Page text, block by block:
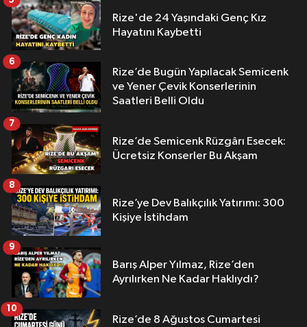
Rize'de 24 Yaşındaki Genç Kız
Hayatını Kaybetti
Rize’de Bugün Yapılacak Semicenk
ve Yener Çevik Konserlerinin
Saatleri Belli Oldu
6
Rize’de Semicenk Rüzgârı Esecek:
Ücretsiz Konserler Bu Akşam
7
Rize’ye Dev Balıkçılık Yatırımı: 300
Kişiye İstihdam
8
Barış Alper Yılmaz, Rize’den
Ayrılırken Ne Kadar Haklıydı?
9
Rize’de 8 Ağustos Cumartesi
10